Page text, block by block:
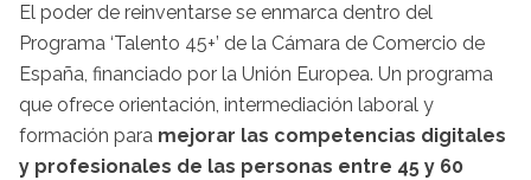
El poder de reinventarse se enmarca dentro del
Programa ‘Talento 45+’ de la Cámara de Comercio de
España, financiado por la Unión Europea. Un programa
que ofrece orientación, intermediación laboral y
formación para mejorar las competencias digitales
y profesionales de las personas entre 45 y 60